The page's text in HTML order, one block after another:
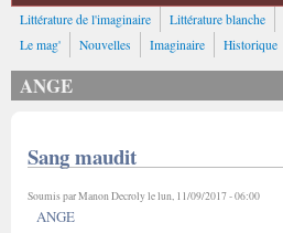
Littérature de l'imaginaire Littérature blanche
Le mag'
Nouvelles Imaginaire Historique
ANGE
Sang maudit
Soumis parManon Decrolyle lun, 11/09/2017 - 06:00
ANGE